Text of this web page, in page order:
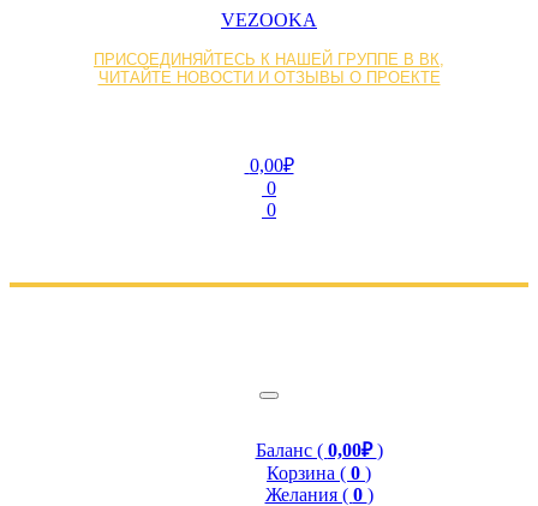
VEZOOKA
ПРИСОЕДИНЯЙТЕСЬ К НАШЕЙ ГРУППЕ В ВК,
ЧИТАЙТЕ НОВОСТИ И ОТЗЫВЫ О ПРОЕКТЕ
0,00₽
0
0
Баланс ( 0,00₽)
Корзина ( 0 )
Желания ( 0 )